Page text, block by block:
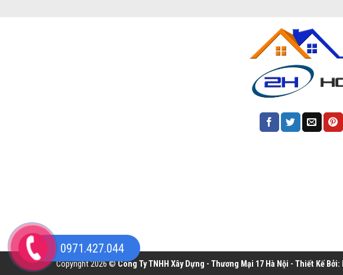
Copyright 2026 ©Công Ty TNHH Xây Dựng - Thương Mại 17 Hà Nội - Thiết Kế Bởi:
0971.427.044